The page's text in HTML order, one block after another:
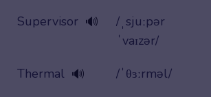
Supervisor 🔊
/ˌsjuːpər
ˈvaɪzər/
Thermal 🔊 /ˈθɜːrməl/